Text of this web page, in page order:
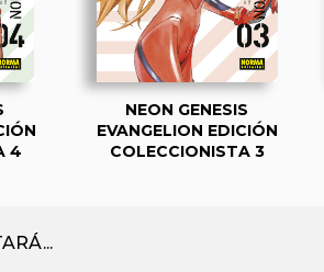
4
NEON GENESIS
EVANGELION EDICIÓN
COLECCIONISTA 3